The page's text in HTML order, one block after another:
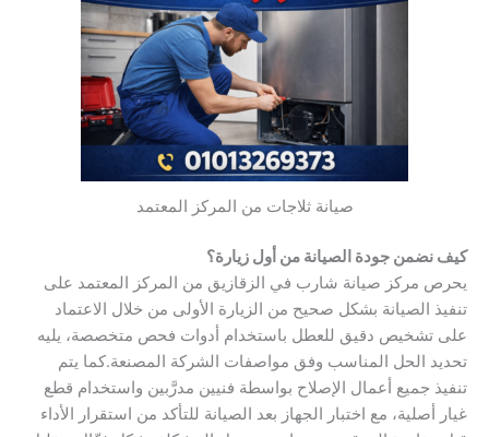
صيانة ثلاجات من المركز المعتمد
كيف نضمن جودة الصيانة من أول زيارة؟
يحرص مركز صيانة شارب في الزقازيق من المركز المعتمد على
تنفيذ الصيانة بشكل صحيح من الزيارة الأولى من خلال الاعتماد
على تشخيص دقيق للعطل باستخدام أدوات فحص متخصصة، يليه
تحديد الحل المناسب وفق مواصفات الشركة المصنعة.كما يتم
تنفيذ جميع أعمال الإصلاح بواسطة فنيين مدرَّبين واستخدام قطع
غيار أصلية، مع اختبار الجهاز بعد الصيانة للتأكد من استقرار الأداء